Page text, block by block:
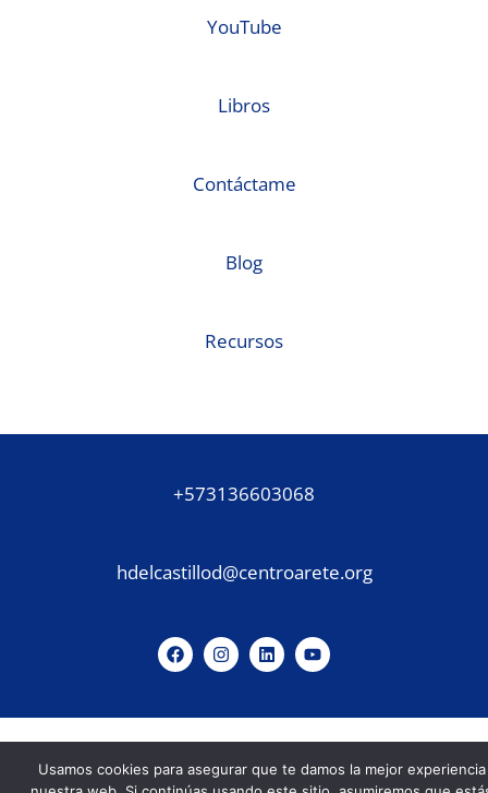
YouTube
Libros
Contáctame
Blog
Recursos
+573136603068
hdelcastillod@centroarete.org
Usamos cookies para asegurar que te damos la mejor